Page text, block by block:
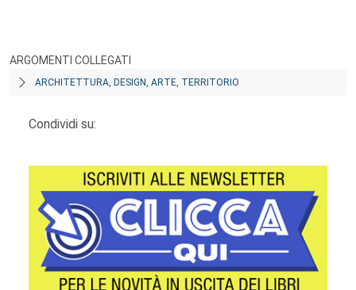
ARGOMENTI COLLEGATI
ARCHITETTURA, DESIGN, ARTE, TERRITORIO
Condividi su: